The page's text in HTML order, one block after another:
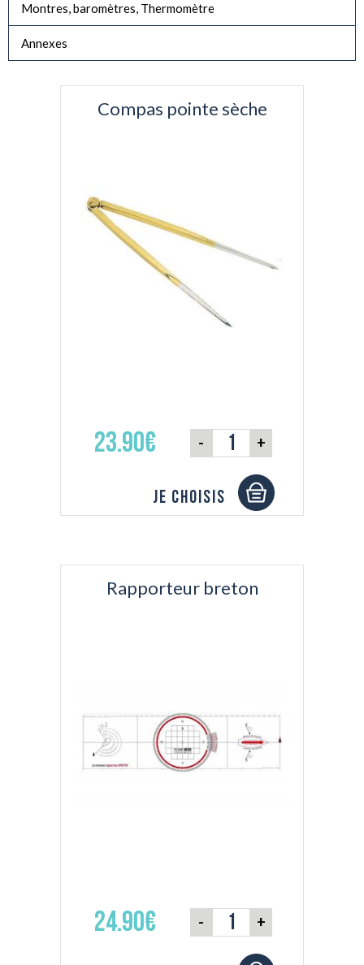
Montres, baromètres, Thermomètre
Annexes
Compas pointe sèche
23.90€ - +
Je choisis
Rapporteur breton
24.90€ - +